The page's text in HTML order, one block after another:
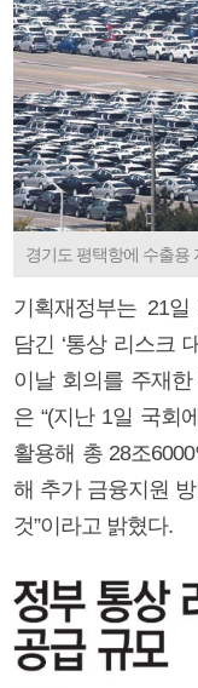
경기도 평택항에 수출용
기획재정부는 21
담긴 ‘통상 리스크
이날 회의를 주재
은 “(지난 1일 국회
활용해 총 28조
해 추가 금융지원
것”이라고 밝혔다.